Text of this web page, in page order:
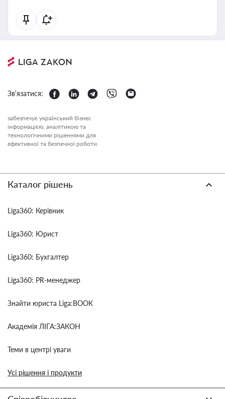
Зв'язатися:
забезпечує український бізнес
інформацією, аналітикою та
технологічними рішеннями для
ефективної та безпечної роботи.
Каталог рішень
Liga360: Керівник
Liga360: Юрист
Liga360: Бухгалтер
Liga360: PR-менеджер
Знайти юриста Liga:BOOK
Академія ЛІГА:ЗАКОН
Теми в центрі уваги
Усі рішення і продукти